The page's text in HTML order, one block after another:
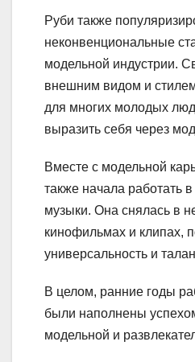
Руби также
неконвенциональные
модельной индустрии.
внешним видом и
для многих молодых
выразить себя через
Вместе с модельной
также начала работать
музыки. Она снялась в
кинофильмах и клипах,
универсальность и
В целом, ранние годы
были наполнены
модельной и